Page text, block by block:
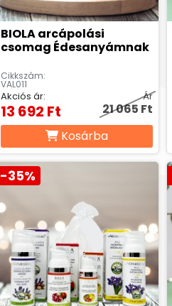
BIOLA arcápolási
csomag Édesanyámnak
Cikkszám:
VAL011
Akciós ár:
13 692 Ft
Ár
21 065 Ft
Kosárba
-35%